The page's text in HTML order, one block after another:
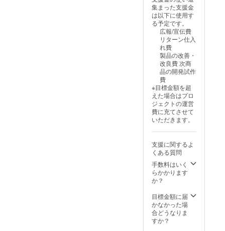
集まった支援金
は以下に使用す
る予定です。
広報/宣伝費
リターン仕入
れ費
製品の改善・
改良費 次商
品の開発試作
費
※目標金額を超
えた場合はプロ
ジェクトの運営
費に充てさせて
いただきます。
支援に関するよ
くある質問
手数料はいく
らかかります
か？
目標金額に届
かなかった場
合どうなりま
すか？